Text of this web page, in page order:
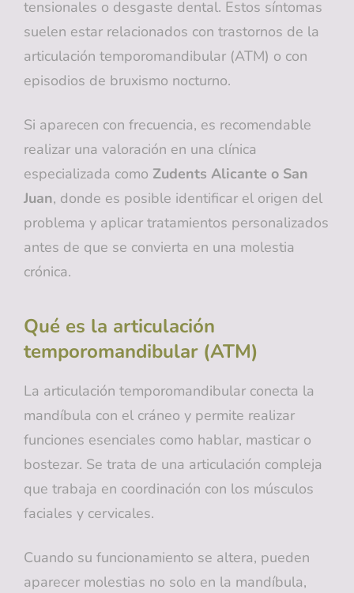
tensionales o desgaste dental. Estos síntomas
suelen estar relacionados con trastornos de la
articulación temporomandibular (ATM) o con
episodios de bruxismo nocturno.
Si aparecen con frecuencia, es recomendable
realizar una valoración en una clínica
especializada como Zudents Alicante o San
Juan, donde es posible identificar el origen del
problema y aplicar tratamientos personalizados
antes de que se convierta en una molestia
crónica.
Qué es la articulación
temporomandibular (ATM)
La articulación temporomandibular conecta la
mandíbula con el cráneo y permite realizar
funciones esenciales como hablar, masticar o
bostezar. Se trata de una articulación compleja
que trabaja en coordinación con los músculos
faciales y cervicales.
Cuando su funcionamiento se altera, pueden
aparecer molestias no solo en la mandíbula,